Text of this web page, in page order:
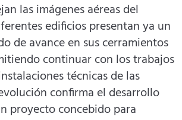
las imágenes aéreas del
edificios presentan ya un
de avance en sus cerramientos
continuar con los trabajos
técnicas de las
confirma el desarrollo
proyecto concebido para